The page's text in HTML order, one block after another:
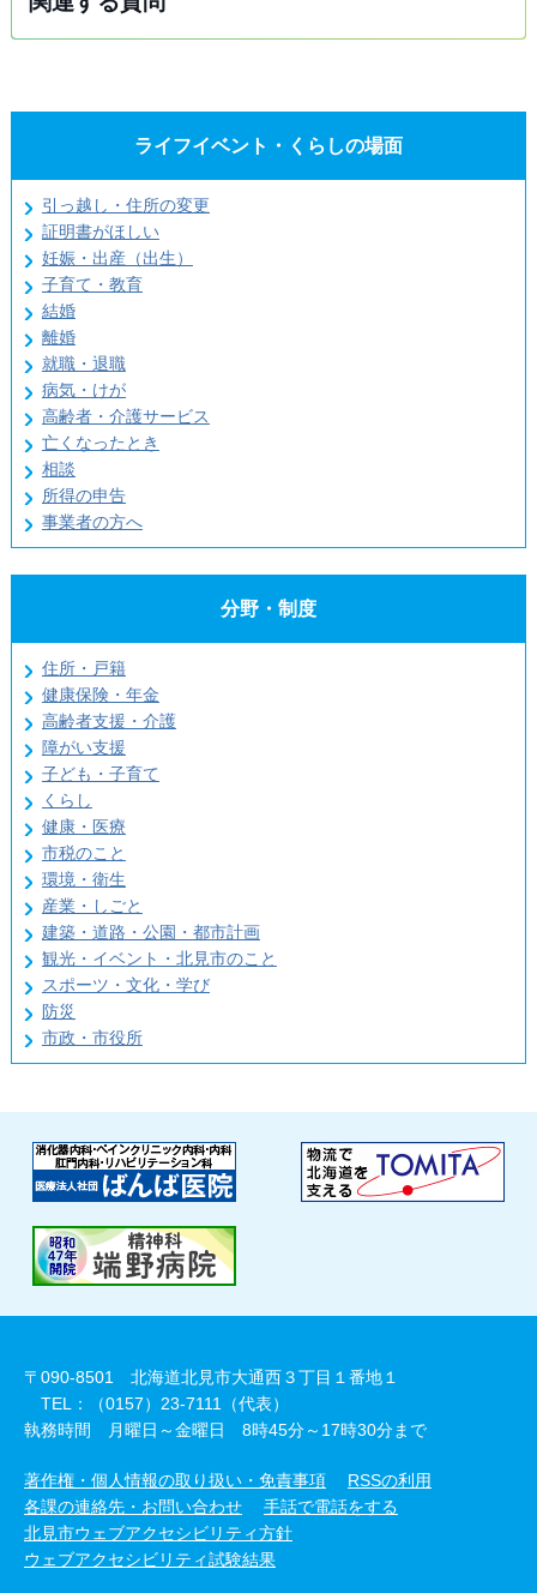
ライフイベント・くらしの場面
引っ越し・住所の変更
証明書がほしい
妊娠・出産（出生）
子育て・教育
結婚
離婚
就職・退職
病気・けが
高齢者・介護サービス
亡くなったとき
相談
所得の申告
事業者の方へ
分野・制度
住所・戸籍
健康保険・年金
高齢者支援・介護
障がい支援
子ども・子育て
くらし
健康・医療
市税のこと
環境・衛生
産業・しごと
建築・道路・公園・都市計画
観光・イベント・北見市のこと
スポーツ・文化・学び
防災
市政・市役所
〒090-8501 北海道北見市大通西３丁目１番地１
TEL：（0157）23-7111（代表）
執務時間 月曜日～金曜日 8時45分～17時30分まで
著作権・個人情報の取り扱い・免責事項
RSSの利用
各課の連絡先・お問い合わせ
手話で電話をする
北見市ウェブアクセシビリティ方針
ウェブアクセシビリティ試験結果